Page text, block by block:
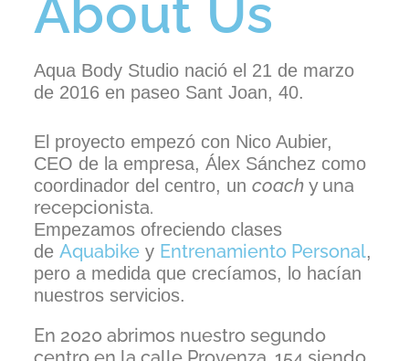
About Us
Aqua Body Studio nació el 21 de marzo
de 2016 en paseo Sant Joan, 40.
El proyecto empezó con Nico Aubier,
CEO de la empresa, Álex Sánchez como
coordinador del centro, un coach y una
recepcionista.
Empezamos ofreciendo clases
de Aquabikey Entrenamiento Personal,
pero a medida que crecíamos, lo hacían
nuestros servicios.
En 2020 abrimos nuestro segundo